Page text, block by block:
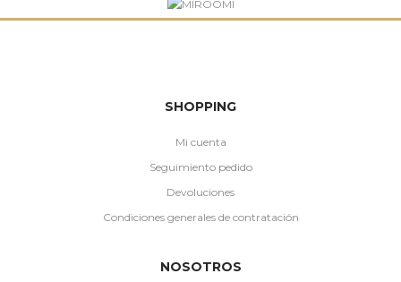
SHOPPING
Mi cuenta
Seguimiento pedido
Devoluciones
Condiciones generales de contratación
NOSOTROS